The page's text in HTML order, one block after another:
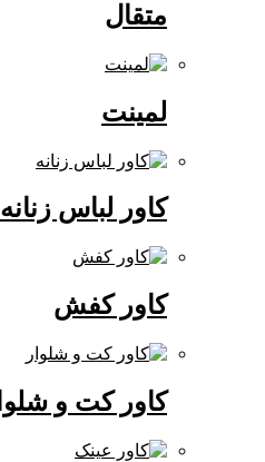
کاور لباس زنانه
کاور کفش
کاور کت و شلوار